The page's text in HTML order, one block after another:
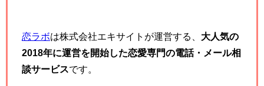
恋ラボは株式会社エキサイトが運営する、 大人気の
2018年に運営を開始した恋愛専門の電話・メール相
談サービスです。